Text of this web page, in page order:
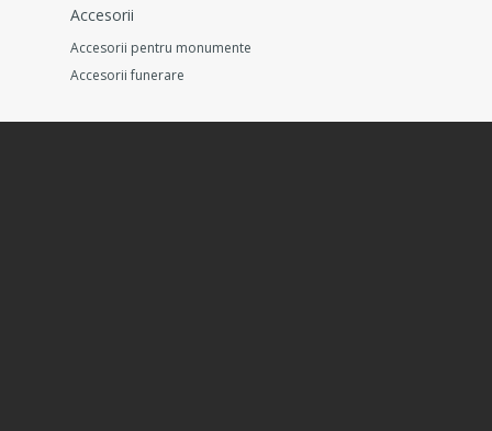
Accesorii
Accesorii pentru monumente
Accesorii funerare